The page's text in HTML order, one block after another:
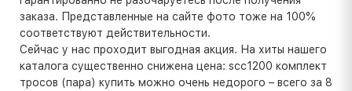
заказа. Представленные на сайте фото тоже на 100%
соответствуют действительности.
Сейчас у нас проходит выгодная акция. На хиты нашего
каталога существенно снижена цена: scc1200 комплект
тросов (пара) купить можно очень недорого – всего за 8